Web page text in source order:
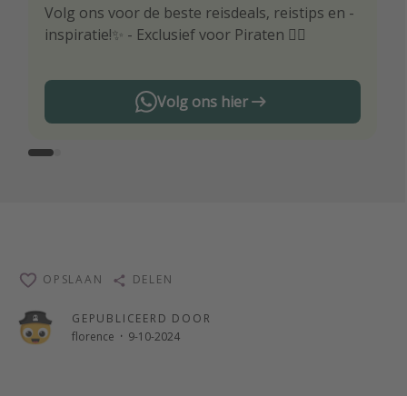
Volg ons voor de beste reisdeals, reistips en -
inspiratie!✨ - Exclusief voor Piraten 🏴‍☠️
Volg ons hier
Wees als eerste op de hoogte van de beste
reisaanbiedingen
GEPUBLICEERD DOOR
florence · 9-10-2024
OPSLAAN DELEN